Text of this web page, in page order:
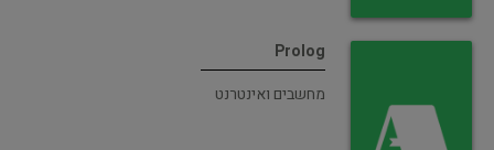
Prolog
מחשבים ואינטרנט